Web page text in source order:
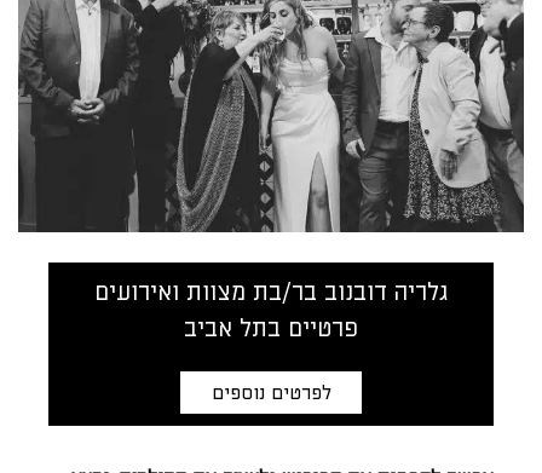
גלריה דובנוב בר/בת מצוות ואירועים
פרטיים בתל אביב
לפרטים נוספים